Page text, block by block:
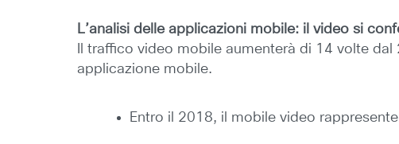
L’analisi delle applicazioni mobile: il video si
Il traffico video mobile aumenterà di 14 volte
applicazione mobile.
Entro il 2018, il mobile video